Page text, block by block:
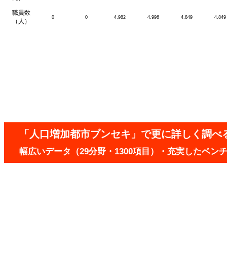
職員数
（人）
0 0 4,982 4,996 4,849 4,849
「人口増加都市ブンセキ」で更に詳しく調べ
幅広いデータ（29分野・1300項目）・充実したベン